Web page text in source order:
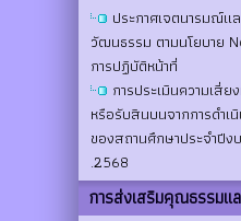
ประกาศเจตนารมณ์แ
วัฒนธรรม ตามนโยบาย
การปฏิบัติหน้าที่
การประเมินความเสี่ย
หรือรับสินบนจากการดำเ
ของสถานศึกษาประจำปี
.2568
การส่งเสริมคุณธรรมแ